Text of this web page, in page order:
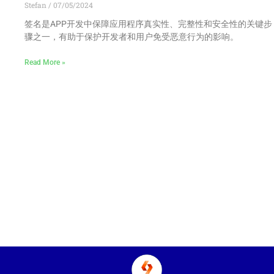
Stefan
07/05/2024
签名是APP开发中保障应用程序真实性、完整性和安全性的关键步
骤之一，有助于保护开发者和用户免受恶意行为的影响。
Read More »